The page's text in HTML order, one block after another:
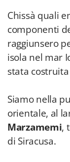
Chissà quali
componenti
raggiunsero
isola nel mar
stata
Siamo nella
orientale, al
Marzamemi,
di Siracusa.